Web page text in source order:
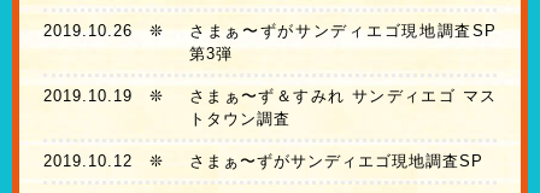
2019.10.26❊
さまぁ〜ずがサンディエゴ現地調査SP
第3弾
2019.10.19 ❊
さまぁ〜ず＆すみれ サンディエゴ マス
トタウン調査
2019.10.12 ❊ さまぁ〜ずがサンディエゴ現地調査SP